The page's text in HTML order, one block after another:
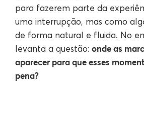
para fazerem parte da
uma interrupção, mas como
de forma natural e fluida. No
levanta a questão: onde as
aparecer para que esses
pena?